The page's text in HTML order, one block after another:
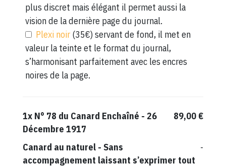
plus discret mais élégant il permet aussi la
vision de la dernière page du journal.
Plexi noir (35€) servant de fond, il met en
valeur la teinte et le format du journal,
s’harmonisant parfaitement avec les encres
noires de la page.
1x N° 78 du Canard Enchaîné - 26
Décembre 1917
89,00 €
Canard au naturel- Sans
accompagnement laissant s’exprimer tout
-